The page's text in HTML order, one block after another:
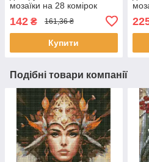
мозаїки на 28 комірок
142 ₴ 161,36 ₴
Купити
Подібні товари компанії